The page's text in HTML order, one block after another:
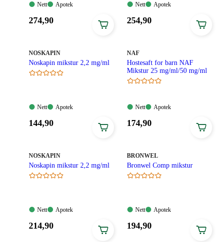
Nett:
Nett
Apotek:
Apotek
Pris:
274,90
Nett:
Nett
Apotek:
Apotek
Pris:
254,90
MERKE:
NOSKAPIN
Noskapin mikstur 2,2 mg/ml
Nett:
Nett
Apotek:
Apotek
Pris:
144,90
MERKE
NAF
Hostesaft for barn NAF
Mikstur 25 mg/ml/50 mg/ml
Nett:
Nett
Apotek:
Apotek
Pris:
174,90
MERKE:
NOSKAPIN
Noskapin mikstur 2,2 mg/ml
Nett:
Nett
Apotek:
Apotek
Pris:
214,90
MERKE:
BRONWEL
Bronwel Comp mikstur
Nett:
Nett
Apotek:
Apotek
Pris:
194,90